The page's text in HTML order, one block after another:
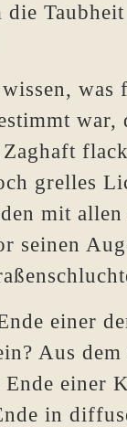
die
was
war,
Zaghaft
grelles
mit
seinen
einer
Aus
Ende einer
in